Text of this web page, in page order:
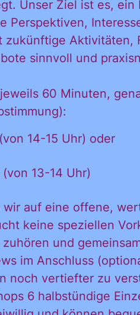
Unser Ziel ist es, ein
Perspektiven,
zukünftige Aktivitäten,
sinnvoll und
60 Minuten,
14-15 Uhr) oder
13-14 Uhr)
wir auf eine offene,
keine speziellen
und
im Anschluss
noch vertiefter zu
6 halbstündige